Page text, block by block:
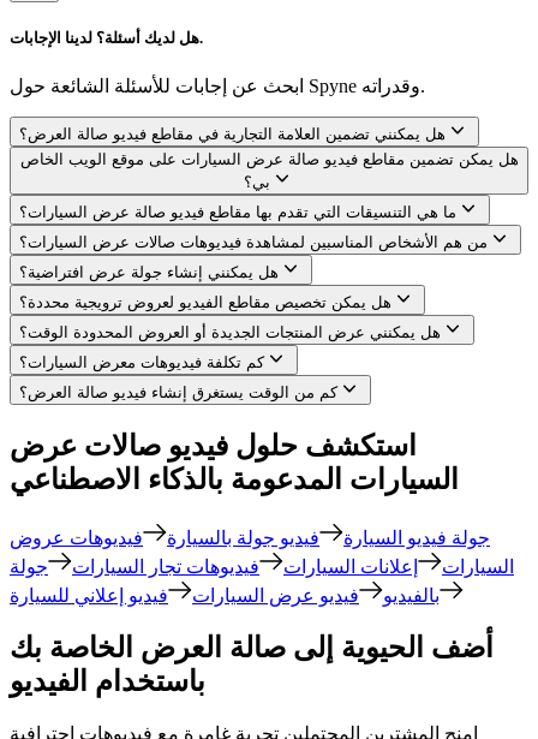
هل لديك أسئلة؟ لدينا الإجابات.
ابحث عن إجابات للأسئلة الشائعة حول Spyne وقدراته.
هل يمكنني تضمين العلامة التجارية في مقاطع فيديو صالة العرض؟
هل يمكن تضمين مقاطع فيديو صالة عرض السيارات على موقع الويب الخاص
بي؟
ما هي التنسيقات التي تقدم بها مقاطع فيديو صالة عرض السيارات؟
من هم الأشخاص المناسبين لمشاهدة فيديوهات صالات عرض السيارات؟
هل يمكنني إنشاء جولة عرض افتراضية؟
هل يمكن تخصيص مقاطع الفيديو لعروض ترويجية محددة؟
هل يمكنني عرض المنتجات الجديدة أو العروض المحدودة الوقت؟
كم تكلفة فيديوهات معرض السيارات؟
كم من الوقت يستغرق إنشاء فيديو صالة العرض؟
استكشف حلول فيديو صالات عرض
السيارات المدعومة بالذكاء الاصطناعي
جولة فيديو السيارة فيديو جولة بالسيارة
فيديوهات عروض
السيارات
إعلانات السيارات فيديوهات تجار السيارات
جولة
بالفيديو
فيديو عرض السيارات فيديو إعلاني للسيارة
أضف الحيوية إلى صالة العرض الخاصة بك
باستخدام الفيديو
امنح المشترين المحتملين تجربة غامرة مع فيديوهات احترافية